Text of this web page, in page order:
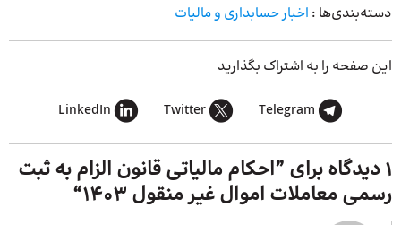
دسته‌بندی‌ها : اخبار حسابداری و مالیات
این صفحه را به اشتراک بگذارید
Telegram
Twitter
LinkedIn
1 دیدگاه برای ”
احکام مالیاتی قانون الزام به ثبت
رسمی معاملات اموال غیر منقول ۱۴۰۳
“